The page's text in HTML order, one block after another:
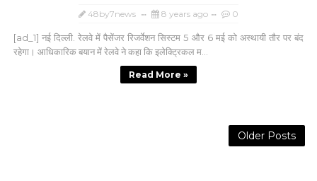
48by7news 8 years ago 0
[ad_1] नई दिल्ली. रेलवे में पैसेंजर रिजर्वेशन सिस्टम 5 और 6 मई को अस्थायी तौर पर बंद
रहेगा। आधिकारिक बयान में रेलवे ने कहा कि इलेक्ट्रिकल म...
Read More »
Older Posts